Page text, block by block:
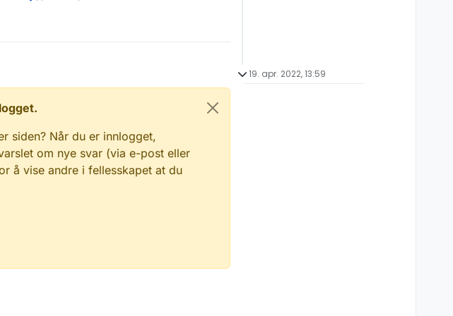
siden? Når du er innlogget,
om nye svar (via e-post eller
å vise andre i fellesskapet at du
19. apr. 2022, 13:59